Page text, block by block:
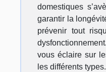
domestiques
garantir la
prévenir tout
vous éclaire sur
les différents